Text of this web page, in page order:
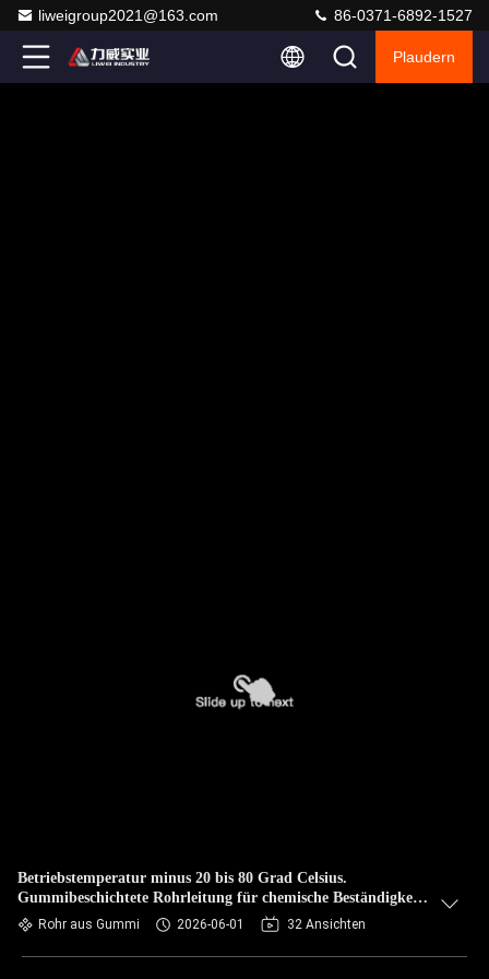
liweigroup2021@163.com 86-0371-6892-1527
Plaudern
Betriebstemperatur minus 20 bis 80 Grad Celsius.
Gummibeschichtete Rohrleitung für chemische Beständigkeit
und dauerhafte Leistung in rauen Umgebungen
Rohr aus Gummi 2026-06-01 32 Ansichten